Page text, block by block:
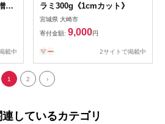
だ
載中
ラミ300g《1cmカット》
宮城県 大崎市
寄付金額: 9,000円
2サイトで掲載中
1 2 ›
しているカテゴリ